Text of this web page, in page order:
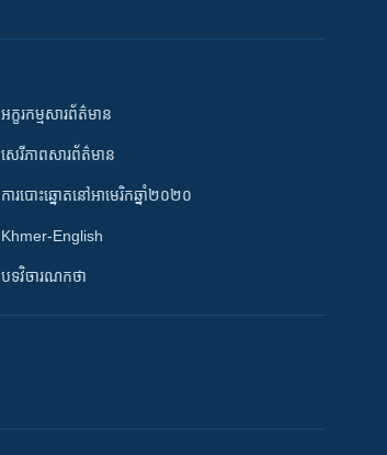
អក្ខរកម្មសារព័ត៌មាន
សេរីភាពសារព័ត៌មាន
ការបោះឆ្នោតនៅអាមេរិកឆ្នាំ២០២០
Khmer-English
បទវិចារណកថា